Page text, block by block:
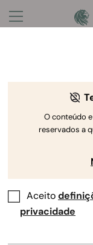
Bem-vindo
Help Center >
Cultivo > Genética
O conteúdo
reservados a
Aceito
privacidade